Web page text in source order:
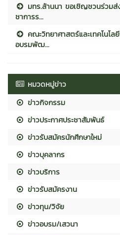
มทร.ล้านนา ขอเชิญชวนร่วม
ชาการร...
คณะวิทยาศาสตร์และเทคโนโ
อบรมพัฒ...
หมวดหมู่ข่าว
ข่าวกิจกรรม
ข่าวประกาศประชาสัมพันธ์
ข่าวรับสมัครนักศึกษาใหม่
ข่าวบุคลากร
ข่าวบริการ
ข่าวรับสมัครงาน
ข่าวทุน/วิจัย
ข่าวอบรม/เสวนา